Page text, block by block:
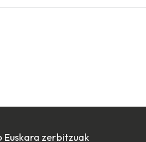
zerbitzuak